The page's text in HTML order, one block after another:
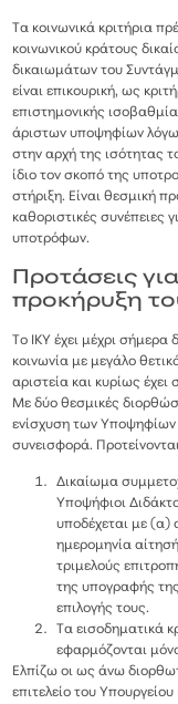
Τα κοινωνικά κριτήρια
κοινωνικού κράτους
δικαιωμάτων του
είναι επικουρική, ως
επιστημονικής
άριστων υποψηφίων λόγω
στην αρχή της ισότητας
ίδιο τον σκοπό της
στήριξη. Είναι θεσμική
καθοριστικές συνέπειες
υποτρόφων.
Προτάσεις
προκήρυξη
Το ΙΚΥ έχει μέχρι σήμερα
κοινωνία με μεγάλο
αριστεία και κυρίως έχει
Με δύο θεσμικές
ενίσχυση των Υποψηφίων
συνεισφορά.
Δικαίωμα
Υποψήφιοι
υποδέχεται με (α)
ημερομηνία
τριμελούς
της υπογραφής
επιλογής τους.
Τα εισοδηματικά
εφαρμόζονται
Ελπίζω οι ως άνω
επιτελείο του